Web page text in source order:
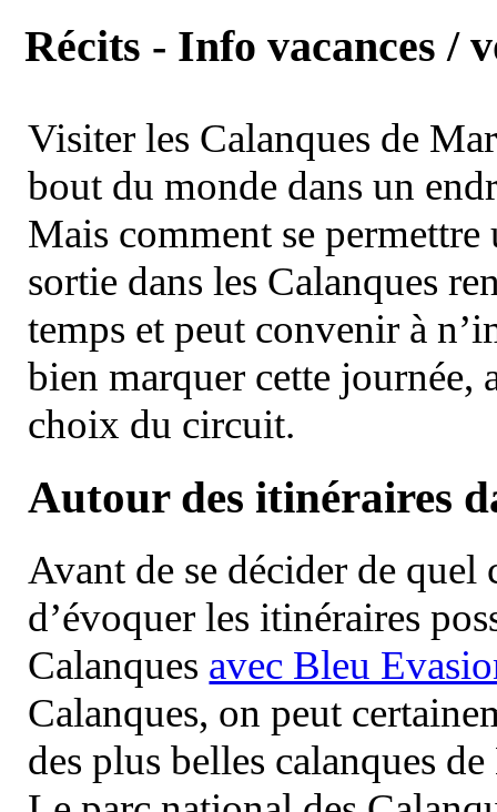
Récits - Info vacances /
Visiter les Calanques de
bout du monde dans un
Mais comment se permettre
sortie dans les Calanques
temps et peut convenir à
bien marquer cette journée,
choix du circuit.
Autour des itinéraires
Avant de se décider de
d’évoquer les itinéraires
Calanques avec Bleu
Calanques, on peut
des plus belles calanques